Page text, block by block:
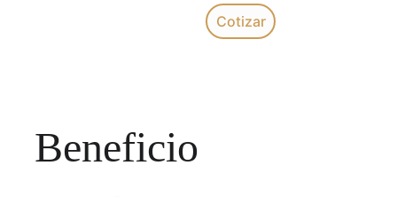
Cotizar
Beneficio